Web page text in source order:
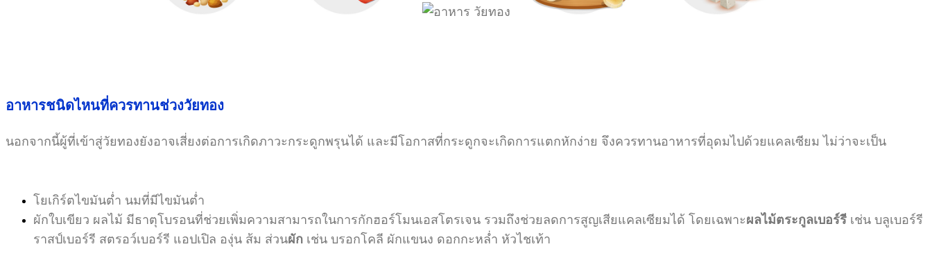
อาหารชนิดไหนที่ควรทานช่วงวัยทอง
นอกจากนี้ผู้ที่เข้าสู่วัยทองยังอาจเสี่ยงต่อการเกิดภาวะกระดูกพรุนได้ และมีโอกาสที่กระดูกจะเกิดการแตกหักง่าย จึงควรทานอาหารที่อุดมไปด้วยแคลเซียม ไม่ว่าจะเป็น
โยเกิร์ตไขมันต่ำ นมที่มีไขมันต่ำ
ผักใบเขียว ผลไม้ มีธาตุโบรอนที่ช่วยเพิ่มความสามารถในการกักฮอร์โมนเอสโตรเจน รวมถึงช่วยลดการสูญเสียแคลเซียมได้ โดยเฉพาะผลไม้ตระกูลเบอร์รี เช่น บลูเบอร์รี
ราสป์เบอร์รี สตรอว์เบอร์รี แอปเปิล องุ่น ส้ม ส่วนผัก เช่น บรอกโคลี ผักแขนง ดอกกะหล่ำ หัวไชเท้า